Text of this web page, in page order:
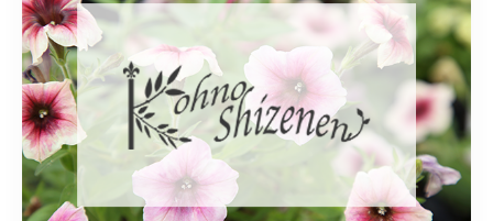
造園/施工専用HP
070-5587-2973